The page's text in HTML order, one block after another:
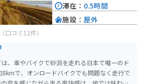
（口コミ12件）
、車やバイクで砂浜を走れる日本で唯一のド
8kmで、オンロードバイクでも問題なく走行で
滞在： 0.5時間
施設： 屋外